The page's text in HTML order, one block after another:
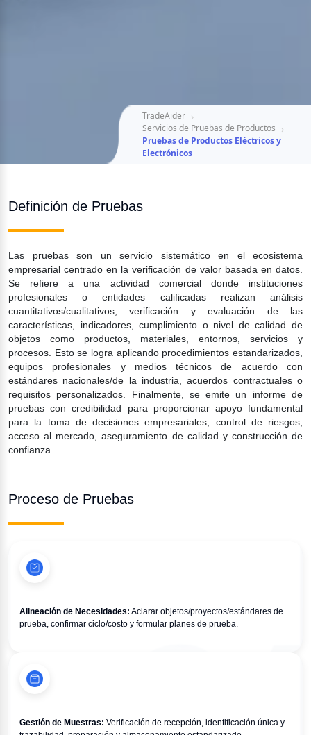
TradeAider
Servicios de Pruebas de Productos
Pruebas de Productos Eléctricos y
Electrónicos
Definición de Pruebas
Las pruebas son un servicio sistemático en el ecosistema
empresarial centrado en la verificación de valor basada en datos.
Se refiere a una actividad comercial donde instituciones
profesionales o entidades calificadas realizan análisis
cuantitativos/cualitativos, verificación y evaluación de las
características, indicadores, cumplimiento o nivel de calidad de
objetos como productos, materiales, entornos, servicios y
procesos. Esto se logra aplicando procedimientos estandarizados,
equipos profesionales y medios técnicos de acuerdo con
estándares nacionales/de la industria, acuerdos contractuales o
requisitos personalizados. Finalmente, se emite un informe de
pruebas con credibilidad para proporcionar apoyo fundamental
para la toma de decisiones empresariales, control de riesgos,
acceso al mercado, aseguramiento de calidad y construcción de
confianza.
Proceso de Pruebas
Alineación de Necesidades: Aclarar objetos/proyectos/estándares de
prueba, confirmar ciclo/costo y formular planes de prueba.
Gestión de Muestras: Verificación de recepción, identificación única y